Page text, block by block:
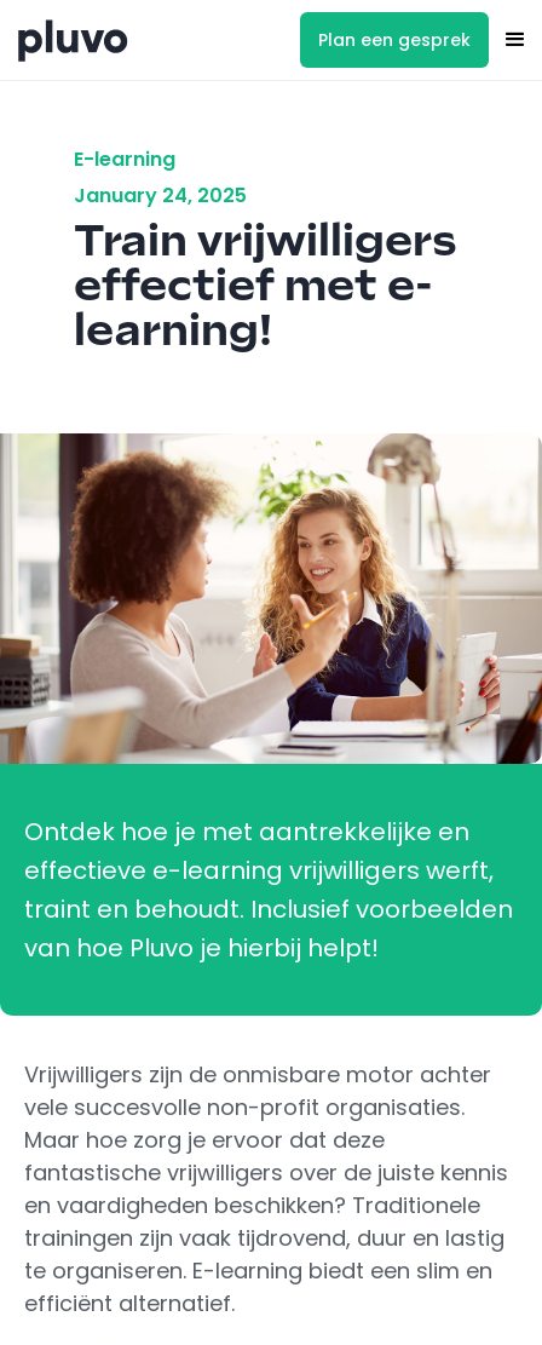
Plan een gesprek
E-learning
January 24, 2025
Train vrijwilligers
effectief met e-
learning!
Ontdek hoe je met aantrekkelijke en
effectieve e-learning vrijwilligers werft,
traint en behoudt. Inclusief voorbeelden
van hoe Pluvo je hierbij helpt!
Vrijwilligers zijn de onmisbare motor achter
vele succesvolle non-profit organisaties.
Maar hoe zorg je ervoor dat deze
fantastische vrijwilligers over de juiste kennis
en vaardigheden beschikken? Traditionele
trainingen zijn vaak tijdrovend, duur en lastig
te organiseren. E-learning biedt een slim en
efficiënt alternatief.